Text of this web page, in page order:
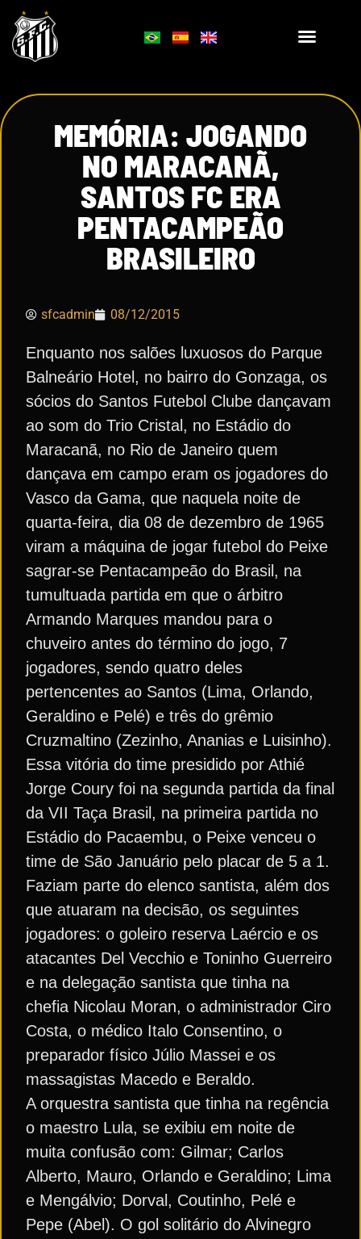
MEMÓRIA: JOGANDO
NO MARACANÃ,
SANTOS FC ERA
PENTACAMPEÃO
BRASILEIRO
sfcadmin 08/12/2015
Enquanto nos salões luxuosos do Parque
Balneário Hotel, no bairro do Gonzaga, os
sócios do Santos Futebol Clube dançavam
ao som do Trio Cristal, no Estádio do
Maracanã, no Rio de Janeiro quem
dançava em campo eram os jogadores do
Vasco da Gama, que naquela noite de
quarta-feira, dia 08 de dezembro de 1965
viram a máquina de jogar futebol do Peixe
sagrar-se Pentacampeão do Brasil, na
tumultuada partida em que o árbitro
Armando Marques mandou para o
chuveiro antes do término do jogo, 7
jogadores, sendo quatro deles
pertencentes ao Santos (Lima, Orlando,
Geraldino e Pelé) e três do grêmio
Cruzmaltino (Zezinho, Ananias e Luisinho).
Essa vitória do time presidido por Athié
Jorge Coury foi na segunda partida da final
da VII Taça Brasil, na primeira partida no
Estádio do Pacaembu, o Peixe venceu o
time de São Januário pelo placar de 5 a 1.
Faziam parte do elenco santista, além dos
que atuaram na decisão, os seguintes
jogadores: o goleiro reserva Laércio e os
atacantes Del Vecchio e Toninho Guerreiro
e na delegação santista que tinha na
chefia Nicolau Moran, o administrador Ciro
Costa, o médico Italo Consentino, o
preparador físico Júlio Massei e os
massagistas Macedo e Beraldo.
A orquestra santista que tinha na regência
o maestro Lula, se exibiu em noite de
muita confusão com: Gilmar; Carlos
Alberto, Mauro, Orlando e Geraldino; Lima
e Mengálvio; Dorval, Coutinho, Pelé e
Pepe (Abel). O gol solitário do Alvinegro